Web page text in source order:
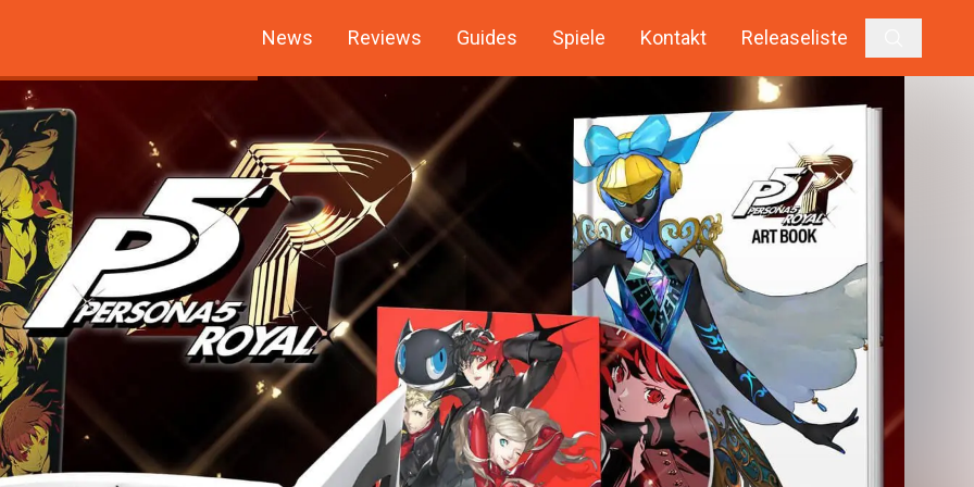
News Reviews Guides Spiele Kontakt Releaseliste